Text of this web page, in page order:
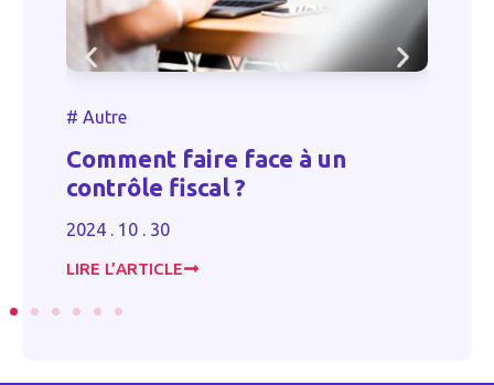
# Autre
Comment faire face à un
contrôle fiscal ?
2024 . 10 . 30
LIRE L’ARTICLE